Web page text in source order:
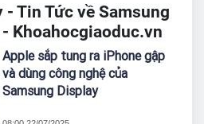
Tin Tức về Samsung
Khoahocgiaoduc.vn
Apple sắp tung ra iPhone gập
và dùng công nghệ của
Samsung Display